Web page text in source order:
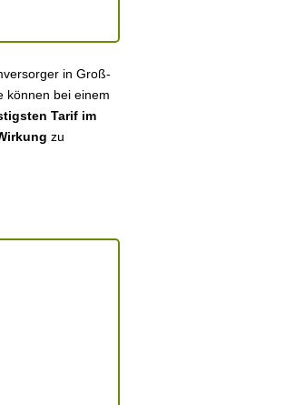
in Groß-
können bei einem
Tarif im
zu